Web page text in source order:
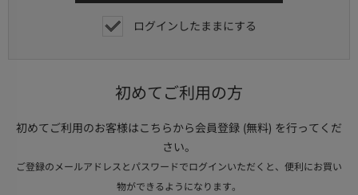
ログインしたままにする
初めてご利用の方
初めてご利用のお客様はこちらから会員登録 (無料) を行ってくだ
さい。
ご登録のメールアドレスとパスワードでログインいただくと、便利にお買い
物ができるようになります。